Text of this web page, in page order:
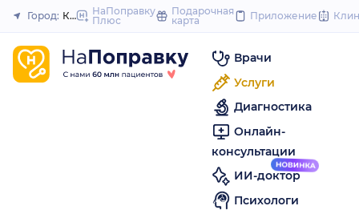
to
Закрыть
Город: КрасноярскНаПоправку
Плюс
Подарочная
карта
Приложение
Врачи
Услуги
Диагностика
Онлайн-
консультации
ИИ-доктор
Психологи